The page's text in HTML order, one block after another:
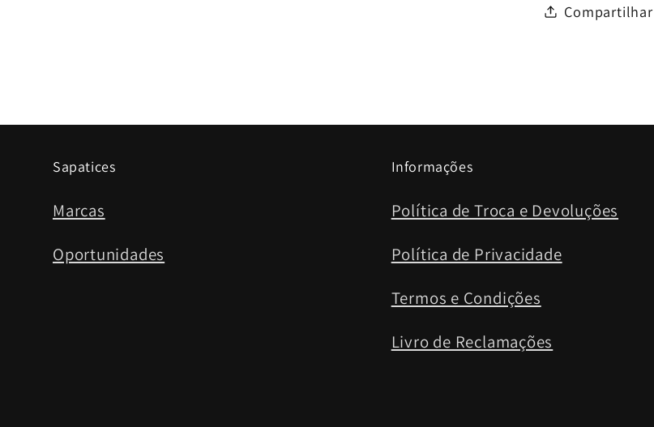
Compartilhar
Sapatices
Marcas
Oportunidades
Informações
Política de Troca e Devoluções
Política de Privacidade
Termos e Condições
Livro de Reclamações